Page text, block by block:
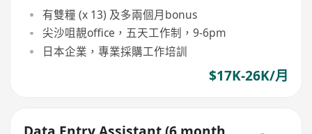
有雙糧 (x 13) 及多兩個月bonus
尖沙咀靚office，五天工作制，9-6pm
日本企業，專業採購工作培訓
$17K-26K/月